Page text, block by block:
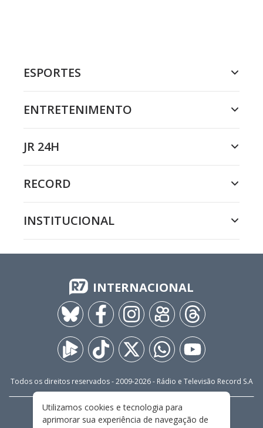
ESPORTES
ENTRETENIMENTO
JR 24H
RECORD
INSTITUCIONAL
INTERNACIONAL
Todos os direitos reservados - 2009-2026- Rádio e Televisão Record S.A
FALE CONOSCO
PRIVACIDADE
Utilizamos cookies e tecnologia para
aprimorar sua experiência de navegação de